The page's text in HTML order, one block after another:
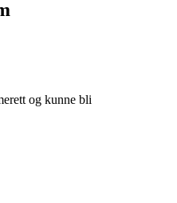
og kunne bli